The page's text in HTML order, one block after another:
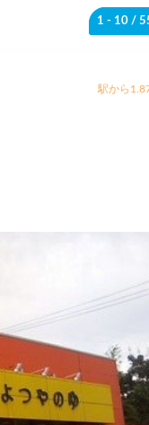
1 - 10 /
駅から